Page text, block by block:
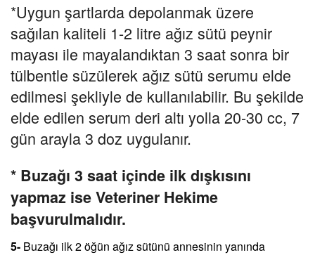
*Uygun şartlarda depolanmak üzere
sağılan kaliteli 1-2 litre ağız sütü peynir
mayası ile mayalandıktan 3 saat sonra bir
tülbentle süzülerek ağız sütü serumu elde
edilmesi şekliyle de kullanılabilir. Bu şekilde
elde edilen serum deri altı yolla 20-30 cc, 7
gün arayla 3 doz uygulanır.
* Buzağı 3 saat içinde ilk dışkısını
yapmaz ise Veteriner Hekime
başvurulmalıdır.
5- Buzağı ilk 2 öğün ağız sütünü annesinin yanında